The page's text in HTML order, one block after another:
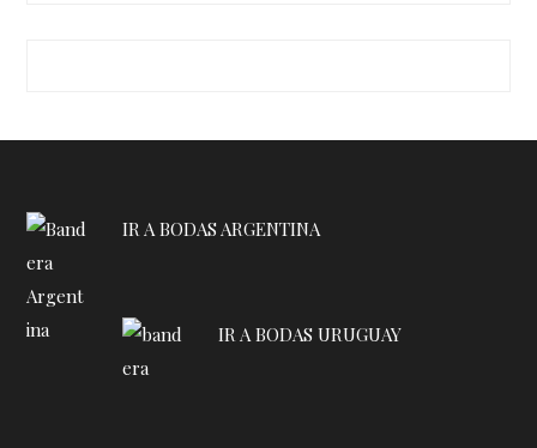
IR A BODAS ARGENTINA
IR A BODAS URUGUAY